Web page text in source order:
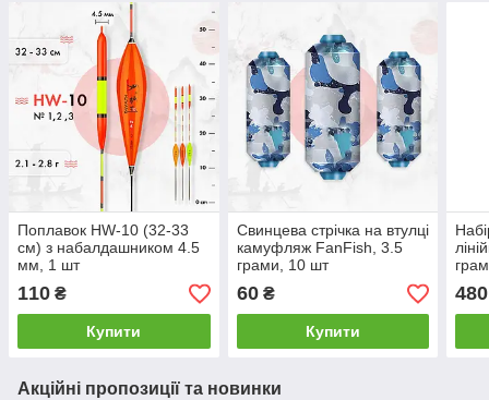
Поплавок HW-10 (32-33
см) з набалдашником 4.5
мм, 1 шт
110 ₴
Купити
Свинцева стрічка на втулці
камуфляж FanFish, 3.5
грами, 10 шт
60₴
Купити
480
Акційні пропозиції та новинки